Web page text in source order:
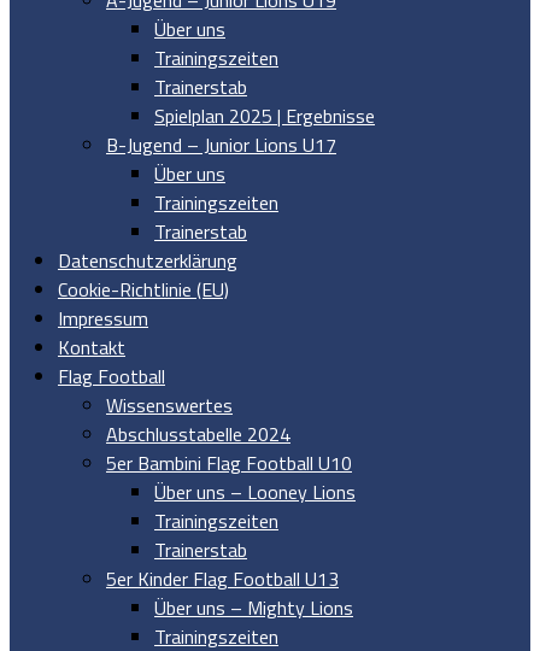
Über uns
Trainingszeiten
Trainerstab
Spielplan 2025 | Ergebnisse
B-Jugend – Junior Lions U17
Über uns
Trainingszeiten
Trainerstab
Datenschutzerklärung
Cookie-Richtlinie (EU)
Impressum
Kontakt
Flag Football
Wissenswertes
Abschlusstabelle 2024
5er Bambini Flag Football U10
Über uns – Looney Lions
Trainingszeiten
Trainerstab
5er Kinder Flag Football U13
Über uns – Mighty Lions
Trainingszeiten